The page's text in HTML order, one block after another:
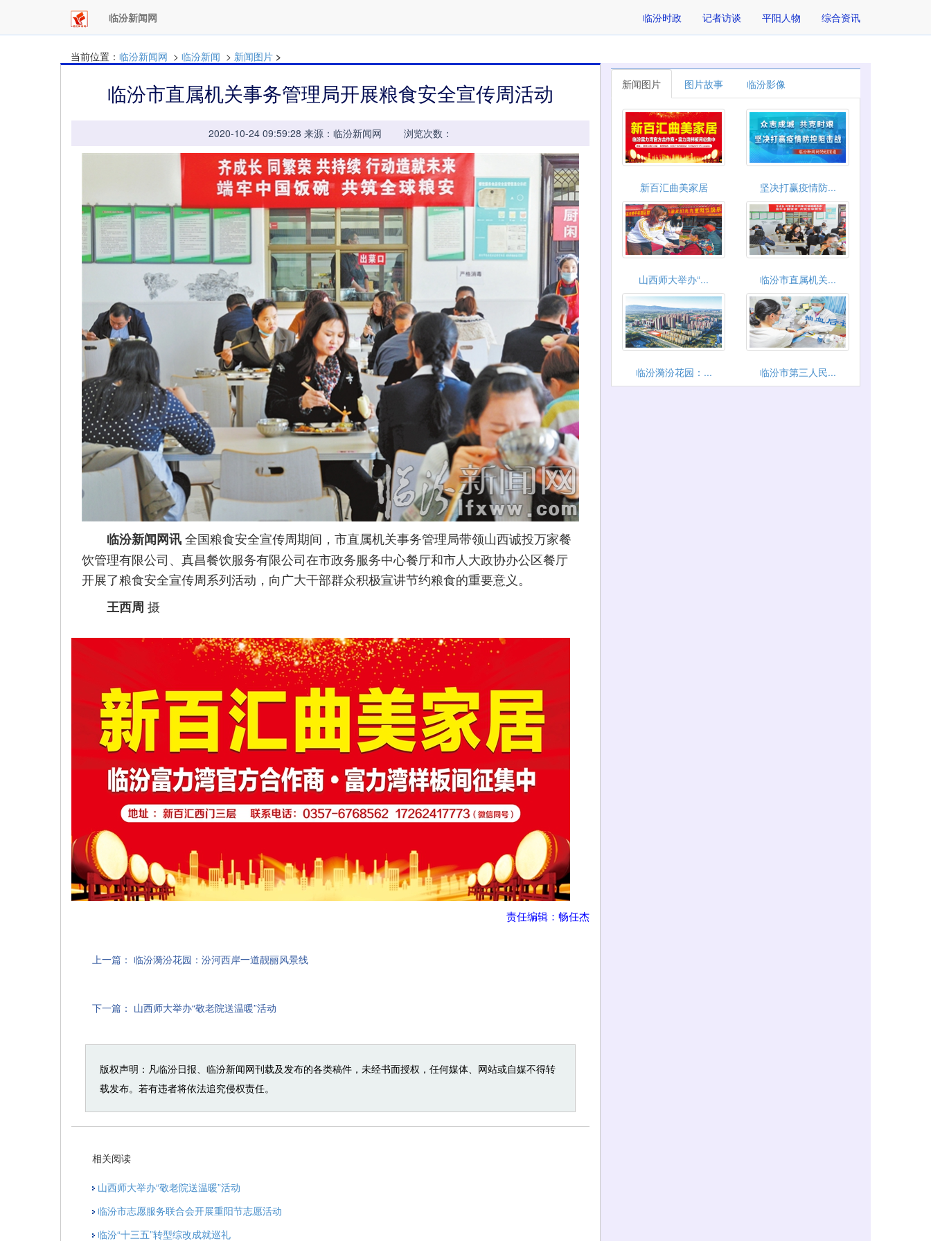
临汾新闻网 临汾时政 记者访谈 平阳人物 综合资讯
当前位置： 临汾新闻网 > 临汾新闻 > 新闻图片 >
临汾市直属机关事务管理局开展粮食安全宣传周活动
2020-10-24 09:59:28 来源：临汾新闻网 浏览次数：
临汾新闻网讯全国粮食安全宣传周期间，市直属机关事务管理局带领山西诚投万家餐
饮管理有限公司、真昌餐饮服务有限公司在市政务服务中心餐厅和市人大政协办公区餐厅
开展了粮食安全宣传周系列活动，向广大干部群众积极宣讲节约粮食的重要意义。
王西周 摄
责任编辑：畅任杰
上一篇： 临汾漪汾花园：汾河西岸一道靓丽风景线
下一篇： 山西师大举办“敬老院送温暖”活动
版权声明：凡临汾日报、临汾新闻网刊载及发布的各类稿件，未经书面授权，任何媒体、网站或自媒不得转
载发布。若有违者将依法追究侵权责任。
相关阅读
山西师大举办“敬老院送温暖”活动
临汾市志愿服务联合会开展重阳节志愿活动
临汾“十三五”转型综改成就巡礼
新闻图片 图片故事 临汾影像
新百汇曲美家居 坚决打赢疫情防...
山西师大举办“... 临汾市直属机关...
临汾漪汾花园：... 临汾市第三人民...